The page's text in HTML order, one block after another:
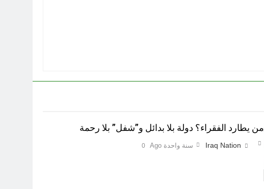
من يطارد الفقراء؟ دولة بلا بدائل و”شفل” بلا رحمة
Iraq Nation سنة واحدة Ago 0